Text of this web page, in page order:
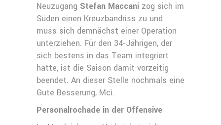
Neuzugang Stefan Maccani zog sich im
Süden einen Kreuzbandriss zu und
muss sich demnächst einer Operation
unterziehen. Für den 34-Jährigen, der
sich bestens in das Team integriert
hatte, ist die Saison damit vorzeitig
beendet. An dieser Stelle nochmals eine
Gute Besserung, Mci.
Personalrochade in der Offensive